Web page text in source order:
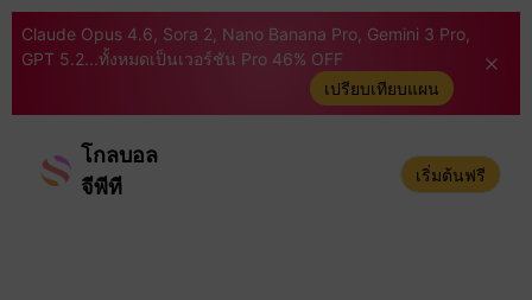
Claude Opus 4.6, Sora 2, Nano Banana Pro, Gemini 3 Pro,
GPT 5.2...ทั้งหมดเป็นเวอร์ชัน Pro 46% OFF
เปรียบเทียบแผน
โกลบอล
จีพีที
เริ่มต้นฟรี